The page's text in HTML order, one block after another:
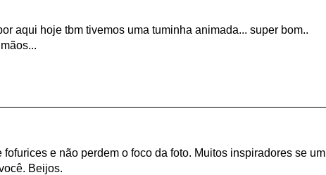
aqui hoje tbm tivemos uma tuminha animada... super bom..
e não perdem o foco da foto. Muitos inspiradores se um
Beijos.